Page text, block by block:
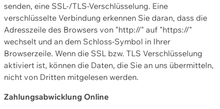
senden, eine SSL-/TLS-Verschlüsselung. Eine
verschlüsselte Verbindung erkennen Sie daran, dass die
Adresszeile des Browsers von "http://" auf "https://"
wechselt und an dem Schloss-Symbol in Ihrer
Browserzeile. Wenn die SSL bzw. TLS Verschlüsselung
aktiviert ist, können die Daten, die Sie an uns übermitteln,
nicht von Dritten mitgelesen werden.
Zahlungsabwicklung Online